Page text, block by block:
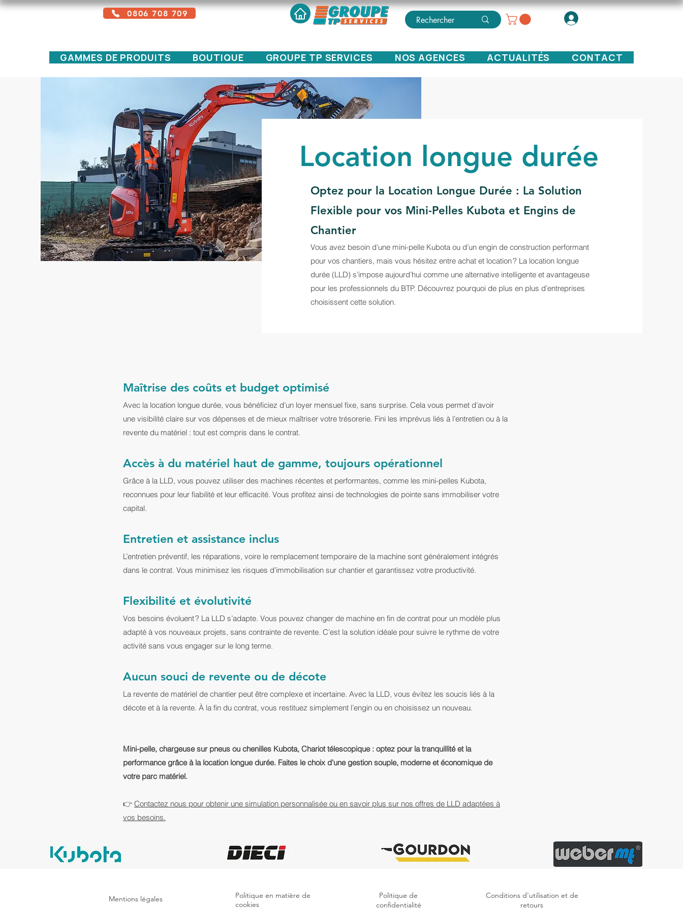
0806 708 709
GAMMES DE PRODUITS BOUTIQUE GROUPE TP SERVICES NOS AGENCES ACTUALITÉS CONTACT
Location longue durée
Optez pour la Location Longue Durée : La Solution
Flexible pour vos Mini-Pelles Kubota et Engins de
Chantier
Vous avez besoin d’une mini-pelle Kubota ou d’un engin de construction performant
pour vos chantiers, mais vous hésitez entre achat et location ? La location longue
durée (LLD) s’impose aujourd’hui comme une alternative intelligente et avantageuse
pour les professionnels du BTP. Découvrez pourquoi de plus en plus d’entreprises
choisissent cette solution.
Maîtrise des coûts et budget optimisé
Avec la location longue durée, vous bénéficiez d’un loyer mensuel fixe, sans surprise. Cela vous permet d’avoir
une visibilité claire sur vos dépenses et de mieux maîtriser votre trésorerie. Fini les imprévus liés à l’entretien ou à la
revente du matériel : tout est compris dans le contrat.
Accès à du matériel haut de gamme, toujours opérationnel
Grâce à la LLD, vous pouvez utiliser des machines récentes et performantes, comme les mini-pelles Kubota,
reconnues pour leur fiabilité et leur efficacité. Vous profitez ainsi de technologies de pointe sans immobiliser votre
capital.
Entretien et assistance inclus
L’entretien préventif, les réparations, voire le remplacement temporaire de la machine sont généralement intégrés
dans le contrat. Vous minimisez les risques d’immobilisation sur chantier et garantissez votre productivité.
Flexibilité et évolutivité
Vos besoins évoluent ? La LLD s’adapte. Vous pouvez changer de machine en fin de contrat pour un modèle plus
adapté à vos nouveaux projets, sans contrainte de revente. C’est la solution idéale pour suivre le rythme de votre
activité sans vous engager sur le long terme.
Aucun souci de revente ou de décote
La revente de matériel de chantier peut être complexe et incertaine. Avec la LLD, vous évitez les soucis liés à la
décote et à la revente. À la fin du contrat, vous restituez simplement l’engin ou en choisissez un nouveau.
Mini-pelle, chargeuse sur pneus ou chenilles Kubota, Chariot télescopique : optez pour la tranquillité et la
performance grâce à la location longue durée. Faites le choix d’une gestion souple, moderne et économique de
votre parc matériel.
👉 Contactez nous pour obtenir une simulation personnalisée ou en savoir plus sur nos offres de LLD adaptées à
vos besoins.
Mentions légales
Politique en matière de
cookies
Politique de
confidentialité
Conditions d'utilisation et de
retours